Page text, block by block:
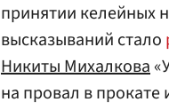
принятии келейных
высказываний стало
Никиты Михалкова
на провал в